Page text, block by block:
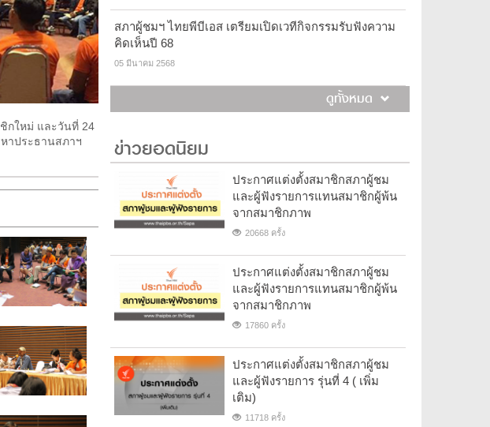
กใหม่ และวันที่ 24
าประธานสภาฯ
สภาผู้ชมฯ ไทยพีบีเอส เตรียมเปิดเวทีกิจกรรมรับฟังความ
คิดเห็นปี 68
05 มีนาคม 2568
ดูทั้งหมด
ข่าวยอดนิยม
ประกาศแต่งตั้งสมาชิกสภาผู้ชม
และผู้ฟังรายการแทนสมาชิกผู้พ้น
จากสมาชิกภาพ
20668 ครั้ง
ประกาศแต่งตั้งสมาชิกสภาผู้ชม
และผู้ฟังรายการแทนสมาชิกผู้พ้น
จากสมาชิกภาพ
17860 ครั้ง
ประกาศแต่งตั้งสมาชิกสภาผู้ชม
และผู้ฟังรายการ รุ่นที่ 4 ( เพิ่ม
เติม)
11718 ครั้ง